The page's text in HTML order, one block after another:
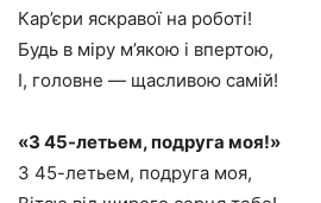
Кар’єри яскравої на роботі!
Будь в міру м’якою і впертою,
І, головне — щасливою самій!
«З 45-летьем, подруга моя!»
З 45-летьем, подруга моя,